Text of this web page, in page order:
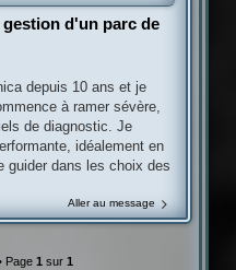
d'un parc de
depuis 10 ans et je
à ramer sévère,
de diagnostic. Je
idéalement en
guider dans les choix des
Aller au message
Page1 sur1